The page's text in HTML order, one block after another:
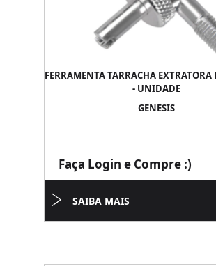
FERRAMENTA TARRACHA EXTRATORA
- UNIDADE
GENESIS
Faça Login e Compre :)
SAIBA MAIS